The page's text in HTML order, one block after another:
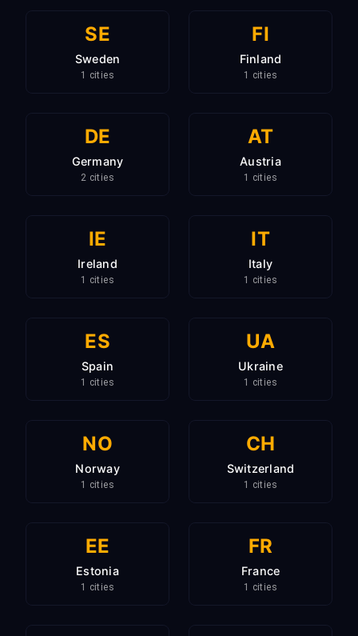
SE
Sweden
1 cities
FI
Finland
1 cities
DE
Germany
2 cities
AT
Austria
1 cities
IE
Ireland
1 cities
IT
Italy
1 cities
ES
Spain
1 cities
UA
Ukraine
1 cities
NO
Norway
1 cities
CH
Switzerland
1 cities
EE
Estonia
1 cities
FR
France
1 cities